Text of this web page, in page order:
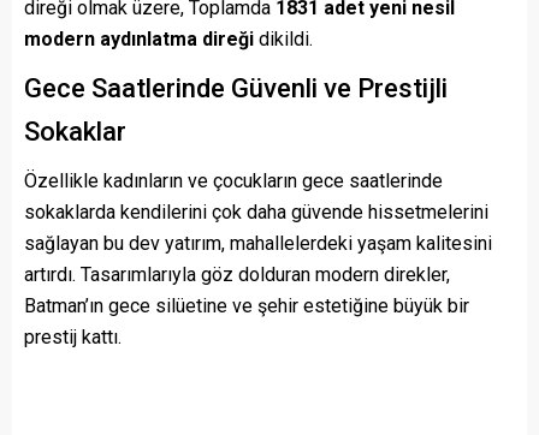
direği olmak üzere, Toplamda 1831 adet yeni nesil
modern aydınlatma direği dikildi.
Gece Saatlerinde Güvenli ve Prestijli
Sokaklar
Özellikle kadınların ve çocukların gece saatlerinde
sokaklarda kendilerini çok daha güvende hissetmelerini
sağlayan bu dev yatırım, mahallelerdeki yaşam kalitesini
artırdı. Tasarımlarıyla göz dolduran modern direkler,
Batman’ın gece silüetine ve şehir estetiğine büyük bir
prestij kattı.